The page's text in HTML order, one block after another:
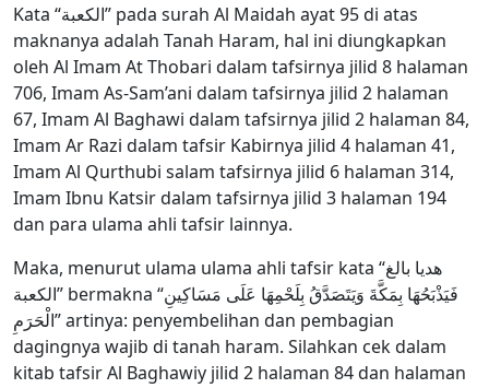
Kata “الكعبة” pada surah Al Maidah ayat 95 di atas
maknanya adalah Tanah Haram, hal ini diungkapkan
oleh Al Imam At Thobari dalam tafsirnya jilid 8 halaman
706, Imam As-Sam’ani dalam tafsirnya jilid 2 halaman
67, Imam Al Baghawi dalam tafsirnya jilid 2 halaman 84,
Imam Ar Razi dalam tafsir Kabirnya jilid 4 halaman 41,
Imam Al Qurthubi salam tafsirnya jilid 6 halaman 314,
Imam Ibnu Katsir dalam tafsirnya jilid 3 halaman 194
dan para ulama ahli tafsir lainnya.
Maka, menurut ulama ulama ahli tafsir kata “هديا بالغ
الكعبة” bermakna “فَيَذْبَحُهَا بِمَكَّةَ وَيَتَصَدَّقُ بِلَحْمِهَا عَلَى مَسَاكِينِ
الْحَرَمِ” artinya: penyembelihan dan pembagian
dagingnya wajib di tanah haram. Silahkan cek dalam
kitab tafsir Al Baghawiy jilid 2 halaman 84 dan halaman